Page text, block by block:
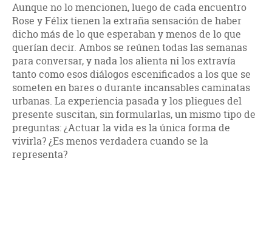
Aunque no lo mencionen, luego de cada encuentro
Rose y Félix tienen la extraña sensación de haber
dicho más de lo que esperaban y menos de lo que
querían decir. Ambos se reúnen todas las semanas
para conversar, y nada los alienta ni los extravía
tanto como esos diálogos escenificados a los que se
someten en bares o durante incansables caminatas
urbanas. La experiencia pasada y los pliegues del
presente suscitan, sin formularlas, un mismo tipo de
preguntas: ¿Actuar la vida es la única forma de
vivirla? ¿Es menos verdadera cuando se la
representa?